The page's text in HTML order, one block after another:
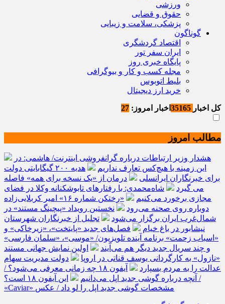
ورزشی
حقوق و قضایی
پزشکی، سلامت و زیبایی
گوناگون
اقتصاد گردشگری
ایران سفر تور
پایگاه خبری روز
مجله کسب و کار و بیوگرافی
بلیط اتوبوس
خرید ارز دیجیتال
کل اخبار اخبار امروز: 27
مطالب امروز
هشدار وزیر ارتباطات درباره گرانفروشی اینترنت/ هاشمی: در
این زمینه با هیچ‌کس تعارف نداریم
هدیه ۲۰۰ گیگابایتی دولت
برای خبرنگاران ایرانسلی
درمان از «یک نسخه برای همه» فاصله
می گیرد
شاه‌محمدی: با رفتارهای تابوشکنانه وکلا در فضای
مجازی برخورد می‌کنیم
«رختکن شماره ۱۶» امیر کربلایی‌زاده
دوباره روی صحنه می‌رود
نخستین رویداد «پیچینگ مستند» در
شمال‌غرب ایران برگزار می‌شود
تجلیل از خبرنگاران شهرستان
نیشابور در باغ خیام
فصل‌های جدید «پایتخت»، «زیرخاکی» و
«اسباب زحمت» برنامه آینده تلویزیون/ «موسی»، «سلمان فارسی»
و چند سریال جدید دیگر هم می‌آیند
اولین نمایش جهانی مستند
«نازول» به کارگردانی یوسف قناتی در اروپا
دولت مدیریت سهام
عدالت را به مردم بسپارد
آیفون ۱۸ چه زمانی معرفی می‌شود؟ /
آنچه درباره گوشی جدید اپل می‌دانیم
این آیفون ۱۸ است؟ /
«Caviar» مشخصات گوشی جدید اپل را لو داد / عکس